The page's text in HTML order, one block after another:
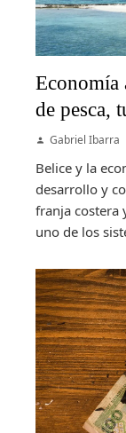
Economía
de pesca,
Gabriel Ibarra
Belice y la
desarrollo y
franja costera
uno de los